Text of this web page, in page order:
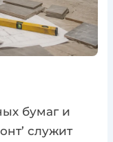
бумаг и
служит